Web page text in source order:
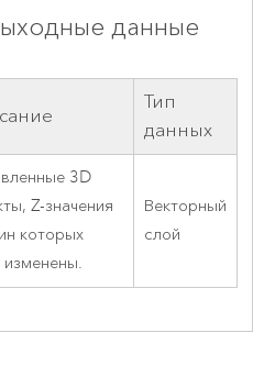
данные
Тип
данных
3D
Z-значения
которых
изменены.
Векторный
слой